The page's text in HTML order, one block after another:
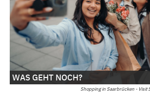
Shopping in Saarbrücken - Visit
WAS GEHT NOCH?